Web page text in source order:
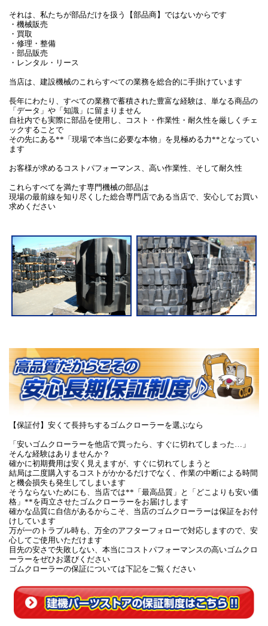
それは、私たちが部品だけを扱う【部品商】ではないからです
・機械販売
・買取
・修理・整備
・部品販売
・レンタル・リース
当店は、建設機械のこれらすべての業務を総合的に手掛けています
長年にわたり、すべての業務で蓄積された豊富な経験は、単なる商品の
「データ」や「知識」に留まりません
自社内でも実際に部品を使用し、コスト・作業性・耐久性を厳しくチェ
ックすることで
その先にある**「現場で本当に必要な本物」を見極める力**となってい
ます
お客様が求めるコストパフォーマンス、高い作業性、そして耐久性
これらすべてを満たす専門機械の部品は
現場の最前線を知り尽くした総合専門店である当店で、安心してお買い
求めください
【保証付】安くて長持ちするゴムクローラーを選ぶなら
「安いゴムクローラーを他店で買ったら、すぐに切れてしまった…」
そんな経験はありませんか？
確かに初期費用は安く見えますが、すぐに切れてしまうと
結局は二度購入するコストがかかるだけでなく、作業の中断による時間
と機会損失も発生してしまいます
そうならないためにも、当店では**「最高品質」と「どこよりも安い価
格」**を両立させたゴムクローラーをお届けします
確かな品質に自信があるからこそ、当店のゴムクローラーは保証をお付
けしています
万が一のトラブル時も、万全のアフターフォローで対応しますので、安
心してご使用いただけます
目先の安さで失敗しない、本当にコストパフォーマンスの高いゴムクロ
ーラーをぜひお選びください
ゴムクローラーの保証については下記をご覧ください